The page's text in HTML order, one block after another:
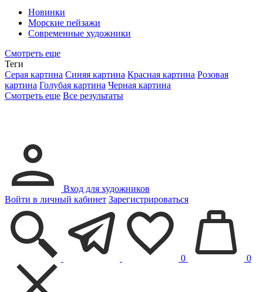
Новинки
Морские пейзажи
Современные художники
Смотреть еще
Теги
Серая картина Синяя картина Красная картина Розовая
картина Голубая картина Черная картина
Смотреть еще Все результаты
Вход для художников
Войти в личный кабинет Зарегистрироваться
0 0